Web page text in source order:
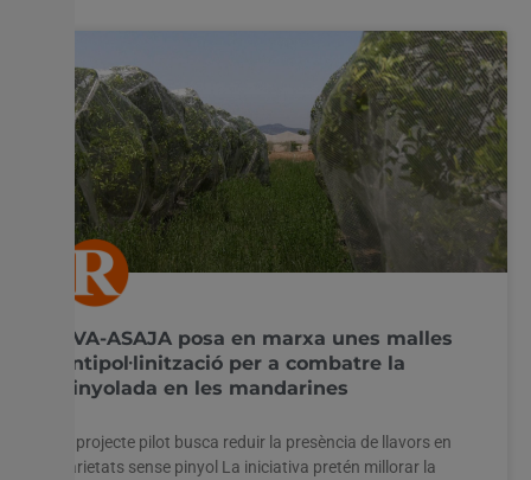
AVA-ASAJA posa en marxa unes malles
antipol·linització per a combatre la
pinyolada en les mandarines
El projecte pilot busca reduir la presència de llavors en
varietats sense pinyol La iniciativa pretén millorar la